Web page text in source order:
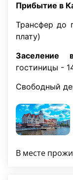
Прибытие в
Трансфер до
плату)
Заселение
гостиницы -
Свободный
В месте